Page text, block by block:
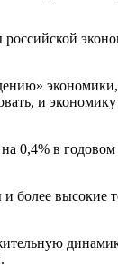
и
в годовом
высокие